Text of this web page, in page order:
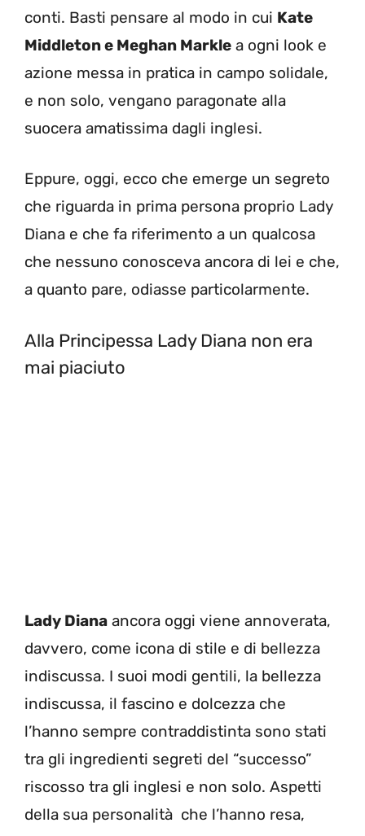
conti. Basti pensare al modo in cui Kate
Middleton e Meghan Markle a ogni look e
azione messa in pratica in campo solidale,
e non solo, vengano paragonate alla
suocera amatissima dagli inglesi.
Eppure, oggi, ecco che emerge un segreto
che riguarda in prima persona proprio Lady
Diana e che fa riferimento a un qualcosa
che nessuno conosceva ancora di lei e che,
a quanto pare, odiasse particolarmente.
Alla Principessa Lady Diana non era
mai piaciuto
Lady Diana ancora oggi viene annoverata,
davvero, come icona di stile e di bellezza
indiscussa. I suoi modi gentili, la bellezza
indiscussa, il fascino e dolcezza che
l’hanno sempre contraddistinta sono stati
tra gli ingredienti segreti del “successo”
riscosso tra gli inglesi e non solo. Aspetti
della sua personalità che l’hanno resa,